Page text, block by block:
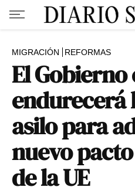
MIGRACIÓN REFORMAS
El Gobierno
endurecerá
asilo para
nuevo
de la UE